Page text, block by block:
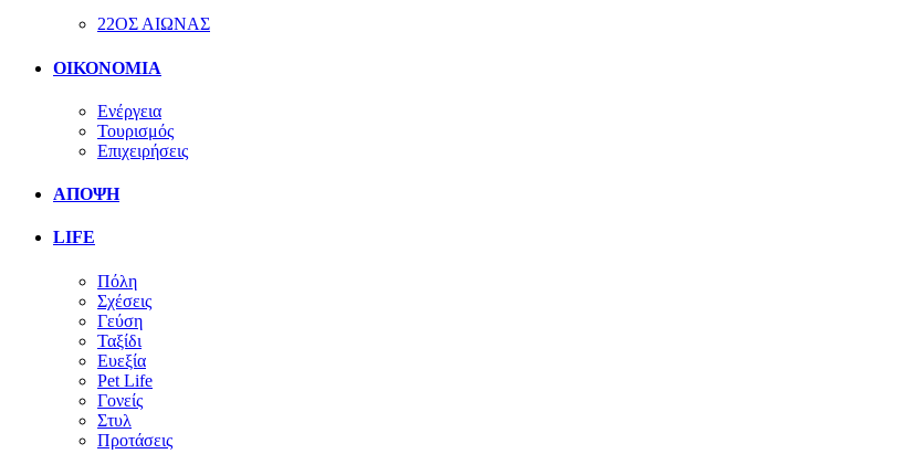
22ΟΣ ΑΙΩΝΑΣ
ΟΙΚΟΝΟΜΙΑ
Ενέργεια
Τουρισμός
Επιχειρήσεις
ΑΠΟΨΗ
LIFE
Πόλη
Σχέσεις
Γεύση
Ταξίδι
Ευεξία
Pet Life
Γονείς
Στυλ
Προτάσεις